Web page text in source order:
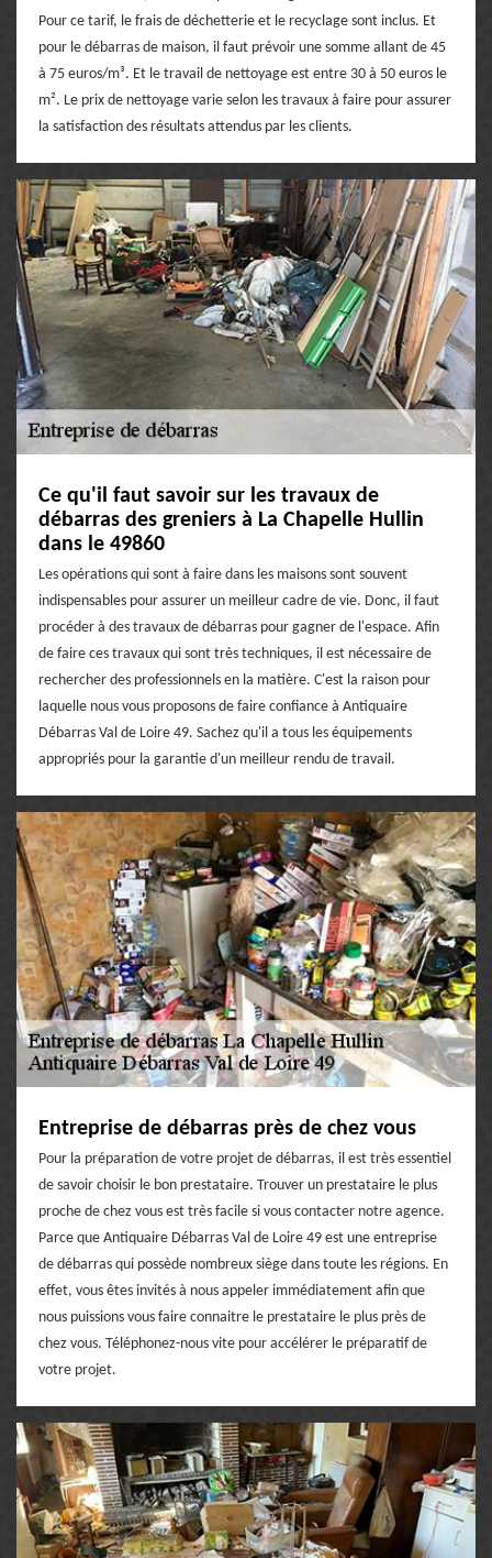
Pour ce tarif, le frais de déchetterie et le recyclage sont inclus. Et
pour le débarras de maison, il faut prévoir une somme allant de 45
à 75 euros/m³. Et le travail de nettoyage est entre 30 à 50 euros le
m². Le prix de nettoyage varie selon les travaux à faire pour assurer
la satisfaction des résultats attendus par les clients.
Ce qu'il faut savoir sur les travaux de
débarras des greniers à La Chapelle Hullin
dans le 49860
Les opérations qui sont à faire dans les maisons sont souvent
indispensables pour assurer un meilleur cadre de vie. Donc, il faut
procéder à des travaux de débarras pour gagner de l'espace. Afin
de faire ces travaux qui sont très techniques, il est nécessaire de
rechercher des professionnels en la matière. C'est la raison pour
laquelle nous vous proposons de faire confiance à Antiquaire
Débarras Val de Loire 49. Sachez qu'il a tous les équipements
appropriés pour la garantie d'un meilleur rendu de travail.
Entreprise de débarras près de chez vous
Pour la préparation de votre projet de débarras, il est très essentiel
de savoir choisir le bon prestataire. Trouver un prestataire le plus
proche de chez vous est très facile si vous contacter notre agence.
Parce que Antiquaire Débarras Val de Loire 49 est une entreprise
de débarras qui possède nombreux siège dans toute les régions. En
effet, vous êtes invités à nous appeler immédiatement afin que
nous puissions vous faire connaitre le prestataire le plus près de
chez vous. Téléphonez-nous vite pour accélérer le préparatif de
votre projet.